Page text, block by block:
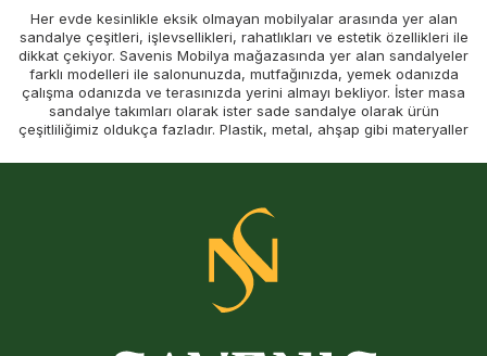
Her evde kesinlikle eksik olmayan mobilyalar arasında yer alan
sandalye çeşitleri, işlevsellikleri, rahatlıkları ve estetik özellikleri ile
dikkat çekiyor. Savenis Mobilya mağazasında yer alan sandalyeler
farklı modelleri ile salonunuzda, mutfağınızda, yemek odanızda
çalışma odanızda ve terasınızda yerini almayı bekliyor. İster masa
sandalye takımları olarak ister sade sandalye olarak ürün
çeşitliliğimiz oldukça fazladır. Plastik, metal, ahşap gibi materyaller
seçeneğini burada bulabilirsiniz. Mutfak sandalyeleri zarif çizgiler
Sandalye modelleri geniş ürün çeşitliliğine sahiptir. Sandalye
fiyatları tasarıma, markaya, üretiminde kullanılan materyallere ve
ürün üzerinde yer alan aksesuarlara göre farklı fiyatlarda
olabilmektedir. Ürün seçiminde fiyat kalite dengesini gözeterek
alışverişinizi yapabilirsiniz. Ahşap sandalye
hitap edecek çeşitliliktedir. Her müşterinin talebini karşılayacak